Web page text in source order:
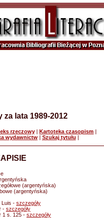
za lata 1989-2012
rzeczowy | Kartoteka czasopism |
wydawnictw| Szukaj tytułu |
(argentyńska)
(argentyńska)
Luis - szczegóły
- szczegóły
1 s. 125 - szczegóły